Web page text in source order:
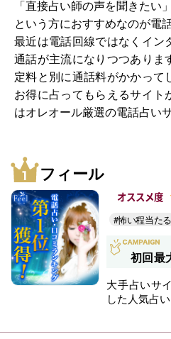
「直接占い師の声を聞きたい」
という方におすすめなのが電
最近は電話回線ではなくイン
通話が主流になりつつありま
定料と別に通話料がかかって
お得に占ってもらえるサイト
はオレオール厳選の電話占い
フィール
オススメ度
#怖い程当たる
初回最
大手占いサ
した人気占